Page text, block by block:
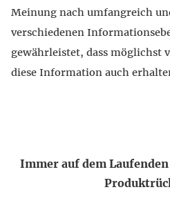
Meinung nach umfangreich
verschiedenen
gewährleistet, dass möglichst
diese Information auch
Immer auf dem